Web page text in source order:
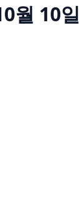
월 10일